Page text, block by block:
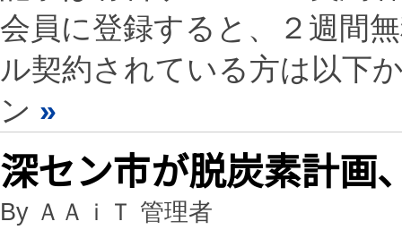
会員に登録すると、２週間
ル契約されている方は以下
ン »
深セン市が脱炭素計画
By ＡＡｉＴ 管理者